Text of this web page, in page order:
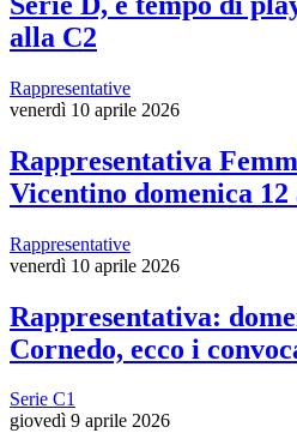
alla C2
Rappresentative
venerdì 10 aprile 2026
Rappresentativa
Vicentino domenica
Rappresentative
venerdì 10 aprile 2026
Rappresentativa:
Cornedo, ecco i
Serie C1
giovedì 9 aprile 2026